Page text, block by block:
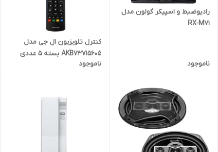
رادیوضبط و اسپیکر گولون مدل
RX-M71
ناموجود
کنترل تلویزیون ال جی مدل
AKB73715605 بسته 5 عددی
ناموجود